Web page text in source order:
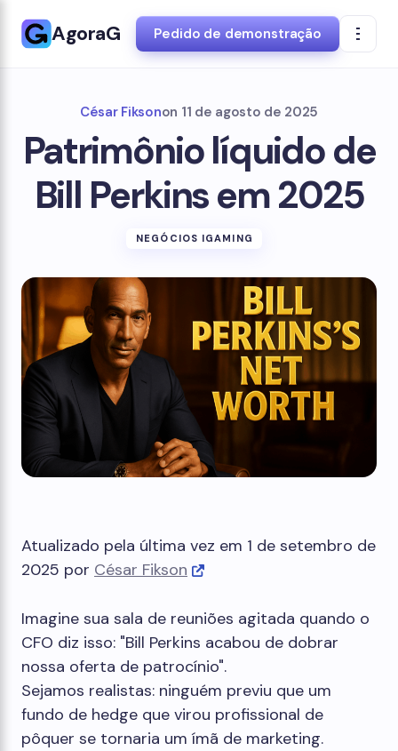
AgoraG Pedido de demonstração
César Fiksonon 11 de agosto de 2025
Patrimônio líquido de
Bill Perkins em 2025
NEGÓCIOS IGAMING
Atualizado pela última vez em 1 de setembro de
2025 por César Fikson
Imagine sua sala de reuniões agitada quando o
CFO diz isso: "Bill Perkins acabou de dobrar
nossa oferta de patrocínio".
Sejamos realistas: ninguém previu que um
fundo de hedge que virou profissional de
pôquer se tornaria um ímã de marketing.